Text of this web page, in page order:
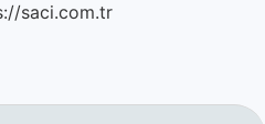
saci.com.tr